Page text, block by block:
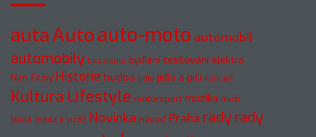
autaAutoauto-moto automobil
automobily bez obalu bydlení cestování elektro
film Filmy Historie hudba jídlo jídlo a pití koncert
Kultura Lifestyle motorsport muzika muži
Móda móda a vizáž Novinka návod Praha radyrady